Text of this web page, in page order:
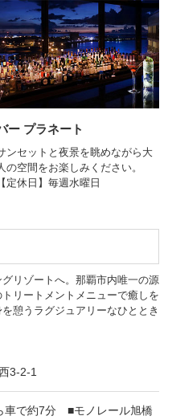
ー プラネート
ンセットと夜景を眺めながら大
の空間をお楽しみください。
【定休日】毎週水曜日
リゾートへ。那覇市内唯一の源
リートメントメニューで癒しを
憩うラグジュアリーなひととき
3-2-1
車で約7分 ■モノレール旭橋